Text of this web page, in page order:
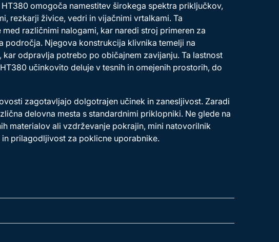
omogoča namestitev širokega spektra priključkov,
rezkarji živice, vedri in vijačnimi vrtalkami. Ta
različnimi nalogami, kar naredi stroj primeren za
področja. Njegova konstrukcija klivnika temelji na
odpravlja potrebo po običajnem zavijanju. Ta lastnost
učinkovito deluje v tesnih in omejenih prostorih, do
zagotavljajo dolgotrajen učinek in zanesljivost. Zaradi
delovna mesta s standardnimi priklopniki. Ne glede na
materialov ali vzdrževanje pokrajin, mini natovorilnik
prilagodljivost za poklicne uporabnike.